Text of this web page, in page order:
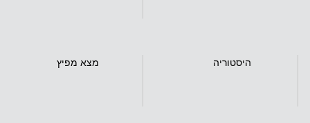
היסטוריה מצא מפיץ